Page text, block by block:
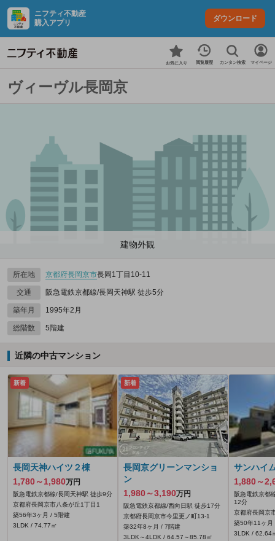
ニフティ不動産
購入アプリ
ダウンロード
お気に入り 閲覧履歴 カンタン検索 マイページ
ヴィーヴル長岡京
建物外観
所在地 京都府長岡京市長岡1丁目10-11
交通 阪急電鉄京都線/長岡天神駅 徒歩5分
築年月 1995年2月
総階数 5階建
近隣の中古マンション
新着
長岡天神ハイツ２棟
1,780～1,980万円
阪急電鉄京都線/長岡天神駅 徒歩9分
京都府長岡京市八条が丘1丁目1
築56年3ヶ月 / 5階建
3LDK / 74.77㎡
新着
長岡京グリーンマンショ
ン
1,980～3,190万円
阪急電鉄京都線/西向日駅 徒歩17分
京都府長岡京市今里更ノ町13‐1
築32年8ヶ月 / 7階建
3LDK～4LDK / 64.57～85.78㎡
サンハイ
1,880～
阪急電鉄京都
12分
京都府長岡京
築50年11ヶ月
3LDK / 62.64